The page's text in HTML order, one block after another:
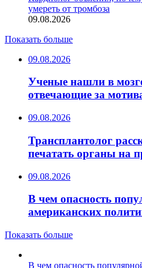
умереть от тромбоза
09.08.2026
Показать больше
09.08.2026
Ученые нашли в
отвечающие за
09.08.2026
Трансплантолог
печатать органы на
09.08.2026
В чем опасность
американских
Показать больше
В чем опасность